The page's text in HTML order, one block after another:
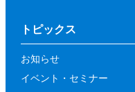
トピックス
お知らせ
イベント・セミナー